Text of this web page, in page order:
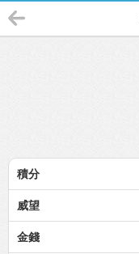
積分
威望
金錢